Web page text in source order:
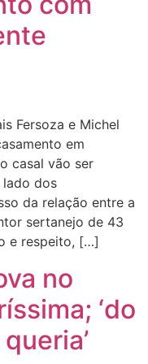
Fersoza e Michel
em
casal vão ser
lado dos
da relação entre a
sertanejo de 43
e respeito, […]
no
‘do